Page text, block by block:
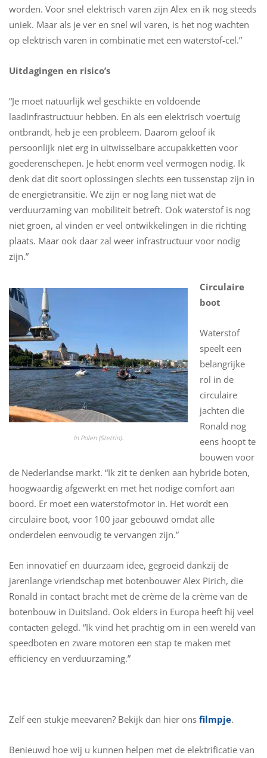
worden. Voor snel elektrisch varen zijn Alex en ik nog steeds
uniek. Maar als je ver en snel wil varen, is het nog wachten
op elektrisch varen in combinatie met een waterstof-cel.”
Uitdagingen en risico’s
“Je moet natuurlijk wel geschikte en voldoende
laadinfrastructuur hebben. En als een elektrisch voertuig
ontbrandt, heb je een probleem. Daarom geloof ik
persoonlijk niet erg in uitwisselbare accupakketten voor
goederenschepen. Je hebt enorm veel vermogen nodig. Ik
denk dat dit soort oplossingen slechts een tussenstap zijn in
de energietransitie. We zijn er nog lang niet wat de
verduurzaming van mobiliteit betreft. Ook waterstof is nog
niet groen, al vinden er veel ontwikkelingen in die richting
plaats. Maar ook daar zal weer infrastructuur voor nodig
zijn.”
In Polen (Stettin).
Circulaire
boot
Waterstof
speelt een
belangrijke
rol in de
circulaire
jachten die
Ronald nog
eens hoopt te
bouwen voor
de Nederlandse markt. “Ik zit te denken aan hybride boten,
hoogwaardig afgewerkt en met het nodige comfort aan
boord. Er moet een waterstofmotor in. Het wordt een
circulaire boot, voor 100 jaar gebouwd omdat alle
onderdelen eenvoudig te vervangen zijn.”
Een innovatief en duurzaam idee, gegroeid dankzij de
jarenlange vriendschap met botenbouwer Alex Pirich, die
Ronald in contact bracht met de crème de la crème van de
botenbouw in Duitsland. Ook elders in Europa heeft hij veel
contacten gelegd. “Ik vind het prachtig om in een wereld van
speedboten en zware motoren een stap te maken met
efficiency en verduurzaming.”
Zelf een stukje meevaren? Bekijk dan hier ons filmpje.
Benieuwd hoe wij u kunnen helpen met de elektrificatie van